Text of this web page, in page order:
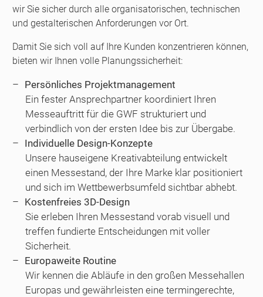
wir Sie sicher durch alle organisatorischen, technischen
und gestalterischen Anforderungen vor Ort.
Damit Sie sich voll auf Ihre Kunden konzentrieren können,
bieten wir Ihnen volle Planungssicherheit:
Persönliches Projektmanagement
Ein fester Ansprechpartner koordiniert Ihren
Messeauftritt für die GWF strukturiert und
verbindlich von der ersten Idee bis zur Übergabe.
Individuelle Design-Konzepte
Unsere hauseigene Kreativabteilung entwickelt
einen Messestand, der Ihre Marke klar positioniert
und sich im Wettbewerbsumfeld sichtbar abhebt.
Kostenfreies 3D-Design
Sie erleben Ihren Messestand vorab visuell und
treffen fundierte Entscheidungen mit voller
Sicherheit.
Europaweite Routine
Wir kennen die Abläufe in den großen Messehallen
Europas und gewährleisten eine termingerechte,